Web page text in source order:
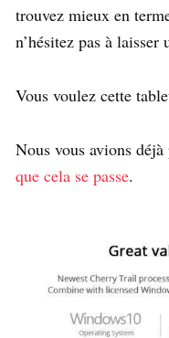
trouvez mieux en
n’hésitez pas à laisser
Vous voulez cette
Nous vous avions
que cela se passe.